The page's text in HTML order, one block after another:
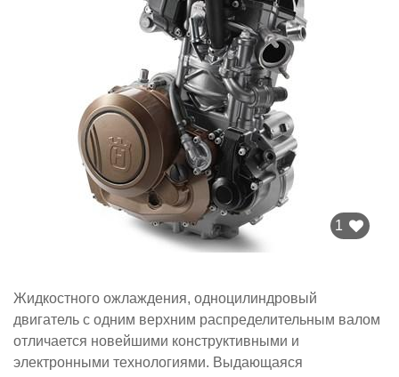
1
Жидкостного ожлаждения, одноцилиндровый
двигатель с одним верхним распределительным валом
отличается новейшими конструктивными и
электронными технологиями. Выдающаяся